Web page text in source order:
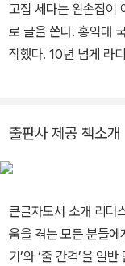
고집 세다는 왼손잡이
로 글을 쓴다. 홍익대
작했다. 10년 넘게 라
출판사 제공 책소개
큰글자도서 소개 리더
움을 겪는 모든 분들에
기’와 ‘줄 간격’을 일